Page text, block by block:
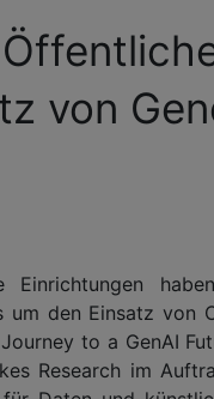
von
den Einsatz von
to a GenAI
Research im